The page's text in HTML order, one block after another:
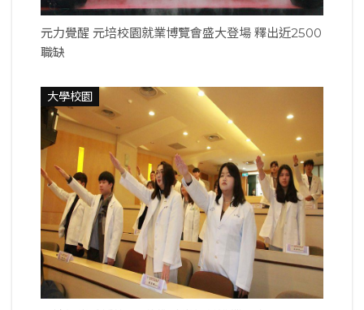
元力覺醒 元培校園就業博覽會盛大登場 釋出近2500
職缺
大學校園